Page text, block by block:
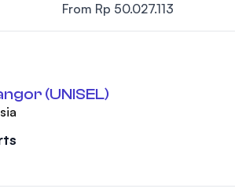
From Rp 50.027.113
(UNISEL)